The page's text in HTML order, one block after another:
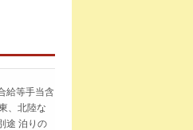
給等手当含
、北陸な
途 泊りの